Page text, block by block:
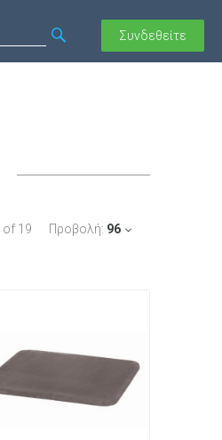
Συνδεθείτε
of 19 Προβολή: 96